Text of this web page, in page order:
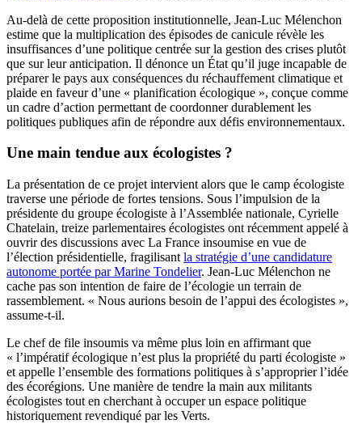
Au-delà de cette proposition institutionnelle, Jean-Luc Mélenchon
estime que la multiplication des épisodes de canicule révèle les
insuffisances d’une politique centrée sur la gestion des crises plutôt
que sur leur anticipation. Il dénonce un État qu’il juge incapable de
préparer le pays aux conséquences du réchauffement climatique et
plaide en faveur d’une « planification écologique », conçue comme
un cadre d’action permettant de coordonner durablement les
politiques publiques afin de répondre aux défis environnementaux.
Une main tendue aux écologistes ?
La présentation de ce projet intervient alors que le camp écologiste
traverse une période de fortes tensions. Sous l’impulsion de la
présidente du groupe écologiste à l’Assemblée nationale, Cyrielle
Chatelain, treize parlementaires écologistes ont récemment appelé à
ouvrir des discussions avec La France insoumise en vue de
l’élection présidentielle, fragilisant la stratégie d’une candidature
autonome portée par Marine Tondelier. Jean-Luc Mélenchon ne
cache pas son intention de faire de l’écologie un terrain de
rassemblement. « Nous aurions besoin de l’appui des écologistes »,
assume-t-il.
Le chef de file insoumis va même plus loin en affirmant que
« l’impératif écologique n’est plus la propriété du parti écologiste »
et appelle l’ensemble des formations politiques à s’approprier l’idée
des écorégions. Une manière de tendre la main aux militants
écologistes tout en cherchant à occuper un espace politique
historiquement revendiqué par les Verts.